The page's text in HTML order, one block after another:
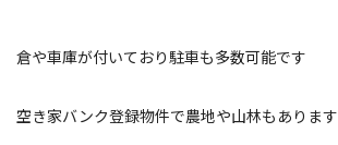
倉や車庫が付いており駐車も多数可能です
空き家バンク登録物件で農地や山林もあります